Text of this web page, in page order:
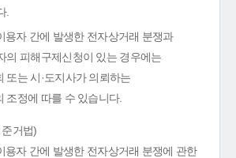
.
용자 간에 발생한 전자상거래 분쟁과
의 피해구제신청이 있는 경우에는
또는 시·도지사가 의뢰하는
조정에 따를 수 있습니다.
거법)
용자 간에 발생한 전자상거래 분쟁에 관한